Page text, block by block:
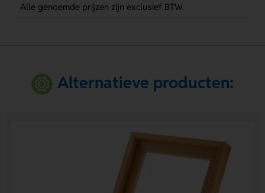
Alle genoemde prijzen zijn exclusief BTW.
Alternatieve producten: